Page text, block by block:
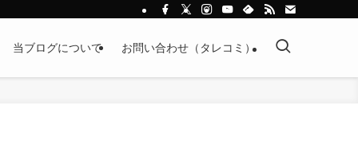
当ブログについて お問い合わせ（タレコミ）